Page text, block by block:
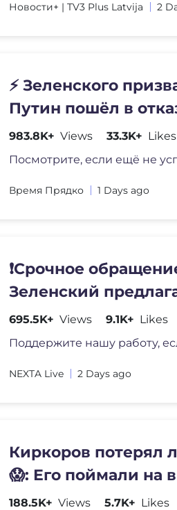
Новости+ | TV3 Plus Latvija 2
⚡️ Зеленского
Путин пошёл в
983.8K+ Views 33.3K+ Likes
Посмотрите, если ещё не
Время Прядко 1 Days ago
❗️Срочное
Зеленский
#новости #україна
695.5K+ Views 9.1K+ Likes
Поддержите нашу работу,
NEXTA Live 2 Days ago
Киркоров потерял
😱: Его поймали на
#новости
188.5K+ Views 5.7K+ Likes